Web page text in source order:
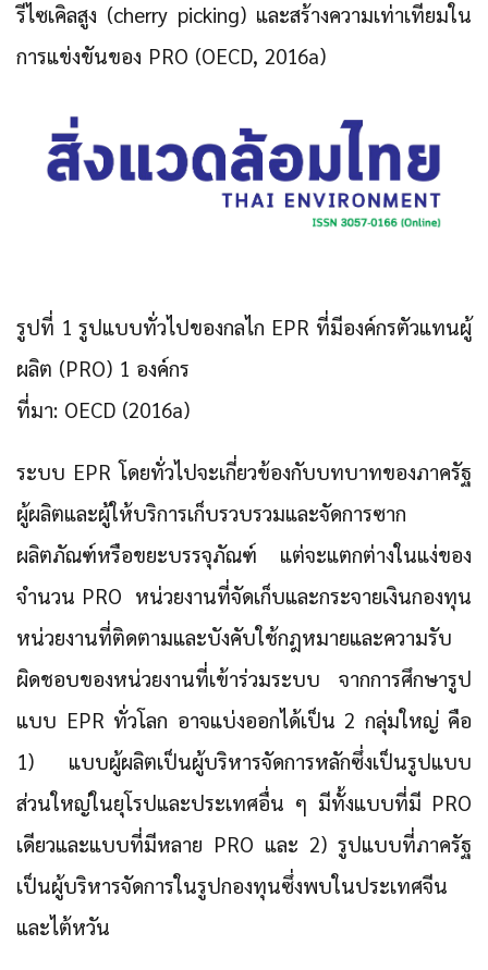
รีไซเคิลสูง (cherry picking) และสร้างความเท่าเทียมใน
การแข่งขันของ PRO (OECD, 2016a)
รูปที่ 1 รูปแบบทั่วไปของกลไก EPR ที่มีองค์กรตัวแทนผู้
ผลิต (PRO) 1 องค์กร
ที่มา: OECD (2016a)
ระบบ EPR โดยทั่วไปจะเกี่ยวข้องกับบทบาทของภาครัฐ
ผู้ผลิตและผู้ให้บริการเก็บรวบรวมและจัดการซาก
ผลิตภัณฑ์หรือขยะบรรจุภัณฑ์ แต่จะแตกต่างในแง่ของ
จำนวน PRO หน่วยงานที่จัดเก็บและกระจายเงินกองทุน
หน่วยงานที่ติดตามและบังคับใช้กฎหมายและความรับ
ผิดชอบของหน่วยงานที่เข้าร่วมระบบ จากการศึกษารูป
แบบ EPR ทั่วโลก อาจแบ่งออกได้เป็น 2 กลุ่มใหญ่ คือ
1) แบบผู้ผลิตเป็นผู้บริหารจัดการหลักซึ่งเป็นรูปแบบ
ส่วนใหญ่ในยุโรปและประเทศอื่น ๆ มีทั้งแบบที่มี PRO
เดียวและแบบที่มีหลาย PRO และ 2) รูปแบบที่ภาครัฐ
เป็นผู้บริหารจัดการในรูปกองทุนซึ่งพบในประเทศจีน
และไต้หวัน